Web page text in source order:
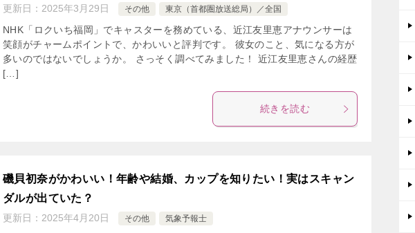
更新日： 2025年3月29日 その他 東京（首都圏放送総局）／全国
NHK「ロクいち福岡」でキャスターを務めている、近江友里恵アナウンサーは
笑顔がチャームポイントで、かわいいと評判です。 彼女のこと、気になる方が
多いのではないでしょうか。 さっそく調べてみました！ 近江友里恵さんの経歴
[…]
続きを読む
磯貝初奈がかわいい！年齢や結婚、カップを知りたい！実はスキャン
ダルが出ていた？
更新日： 2025年4月20日 その他 気象予報士